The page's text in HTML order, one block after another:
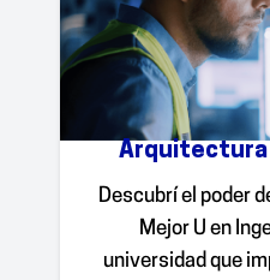
Arquitectura
Descubrí el poder
Mejor U en
universidad que